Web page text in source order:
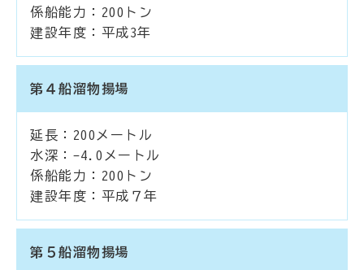
係船能力：200トン
建設年度：平成3年
第４船溜物揚場
延長：200メートル
水深：-4.0メートル
係船能力：200トン
建設年度：平成７年
第５船溜物揚場